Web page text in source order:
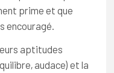
prime et que
encouragé.
aptitudes
audace) et la